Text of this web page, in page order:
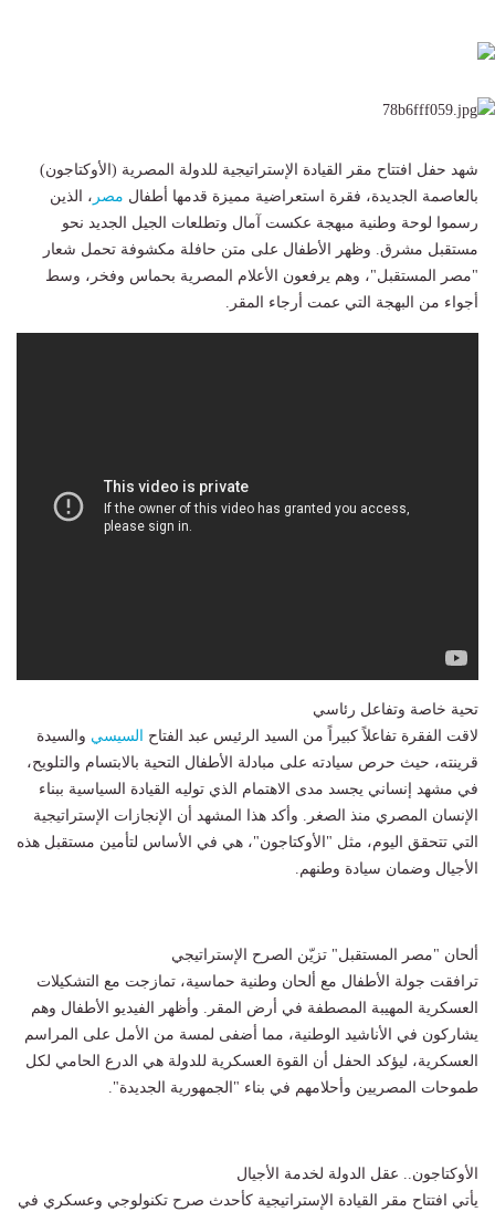
شهد حفل افتتاح مقر القيادة الإستراتيجية للدولة المصرية (الأوكتاجون)
بالعاصمة الجديدة، فقرة استعراضية مميزة قدمها أطفال مصر ، الذين
رسموا لوحة وطنية مبهجة عكست آمال وتطلعات الجيل الجديد نحو
مستقبل مشرق. وظهر الأطفال على متن حافلة مكشوفة تحمل شعار
"مصر المستقبل"، وهم يرفعون الأعلام المصرية بحماس وفخر، وسط
أجواء من البهجة التي عمت أرجاء المقر.
تحية خاصة وتفاعل رئاسي
لاقت الفقرة تفاعلاً كبيراً من السيد الرئيس عبد الفتاح السيسي والسيدة
قرينته، حيث حرص سيادته على مبادلة الأطفال التحية بالابتسام والتلويح،
في مشهد إنساني يجسد مدى الاهتمام الذي توليه القيادة السياسية ببناء
الإنسان المصري منذ الصغر. وأكد هذا المشهد أن الإنجازات الإستراتيجية
التي تتحقق اليوم، مثل "الأوكتاجون"، هي في الأساس لتأمين مستقبل هذه
الأجيال وضمان سيادة وطنهم.
ألحان "مصر المستقبل" تزيّن الصرح الإستراتيجي
ترافقت جولة الأطفال مع ألحان وطنية حماسية، تمازجت مع التشكيلات
العسكرية المهيبة المصطفة في أرض المقر. وأظهر الفيديو الأطفال وهم
يشاركون في الأناشيد الوطنية، مما أضفى لمسة من الأمل على المراسم
العسكرية، ليؤكد الحفل أن القوة العسكرية للدولة هي الدرع الحامي لكل
طموحات المصريين وأحلامهم في بناء "الجمهورية الجديدة".
الأوكتاجون.. عقل الدولة لخدمة الأجيال
يأتي افتتاح مقر القيادة الإستراتيجية كأحدث صرح تكنولوجي وعسكري في